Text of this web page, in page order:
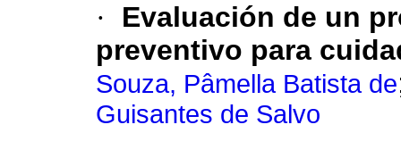
·
Evaluación de un
preventivo para
Souza, Pâmella Batista de
Guisantes de Salvo